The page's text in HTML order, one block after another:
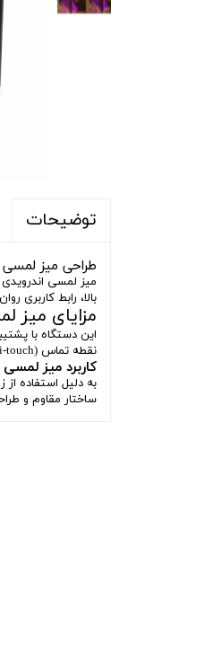
توضیحات
طراحی میز لمسی
میز لمسی
بالا، رابط کاربری
مزایای میز
این دستگاه با
نقطه تماس (Multi-touch) را مدیریت کرده و تجربه‌ای پایدار از بازی‌های گروهی را بدون تأخیر در پاسخ‌دهی (Latency) ارائه می‌دهد.
کاربرد میز
به دلیل استفاده
ساختار مقاوم و